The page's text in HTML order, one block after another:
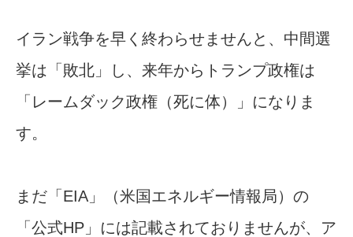
イラン戦争を早く終わらせませんと、中間選
挙は「敗北」し、来年からトランプ政権は
「レームダック政権（死に体）」になりま
す。
まだ「EIA」（米国エネルギー情報局）の
「公式HP」には記載されておりませんが、ア